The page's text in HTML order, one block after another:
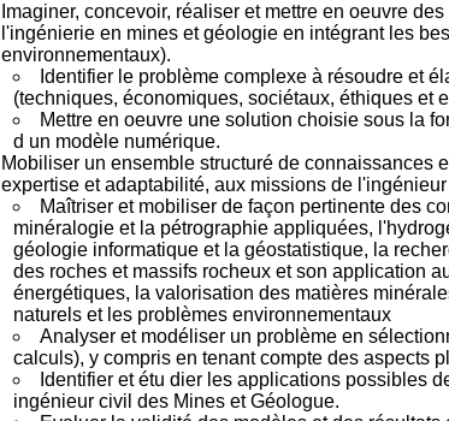
Imaginer, concevoir, réaliser et mettre en oeuvre
l'ingénierie en mines et géologie en intégrant les
environnementaux).
Identifier le problème complexe à résoudre et
(techniques, économiques, sociétaux, éthiques et
Mettre en oeuvre une solution choisie sous la
d un modèle numérique.
Mobiliser un ensemble structuré de connaissances
expertise et adaptabilité, aux missions de
Maîtriser et mobiliser de façon pertinente des
minéralogie et la pétrographie appliquées,
géologie informatique et la géostatistique, la
des roches et massifs rocheux et son application
énergétiques, la valorisation des matières
naturels et les problèmes environnementaux
Analyser et modéliser un problème en
calculs), y compris en tenant compte des aspects
Identifier et étu dier les applications possibles
ingénieur civil des Mines et Géologue.